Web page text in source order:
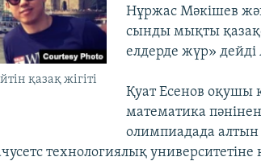
қазақ жігіті
Нұржас Мәкішев
сынды мықты
елдерде жүр»
Қуат Есенов оқушы
математика
олимпиадада
технологиялық